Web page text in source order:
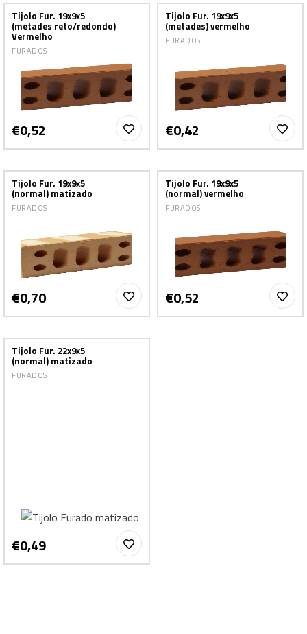
Tijolo Fur. 19x9x5
(metades reto/redondo)
Vermelho
FURADOS
€0,52
Tijolo Fur. 19x9x5
(metades) vermelho
FURADOS
€0,42
Tijolo Fur. 19x9x5
(normal) matizado
FURADOS
€0,70
Tijolo Fur. 19x9x5
(normal) vermelho
FURADOS
€0,52
Tijolo Fur. 22x9x5
(normal) matizado
FURADOS
€0,49